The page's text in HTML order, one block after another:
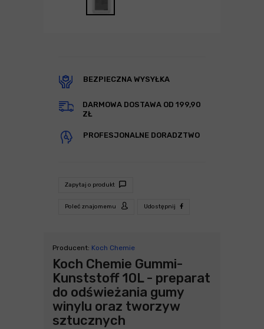
BEZPIECZNA WYSYŁKA
DARMOWA DOSTAWA OD 199,90
ZŁ
PROFESJONALNE DORADZTWO
Zapytaj o produkt
Poleć znajomemu Udostępnij
Producent: Koch Chemie
Koch Chemie Gummi-
Kunststoff 10L - preparat
do odświeżania gumy
winylu oraz tworzyw
sztucznych